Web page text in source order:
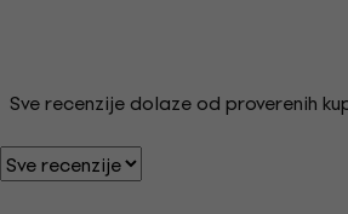
Sve recenzije dolaze od proverenih